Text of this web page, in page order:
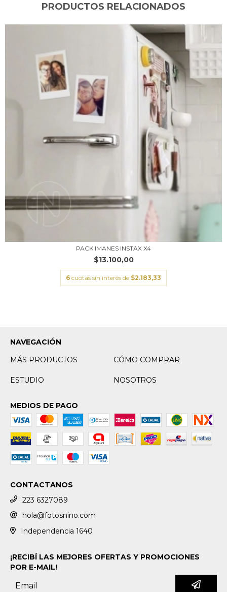
PRODUCTOS RELACIONADOS
PACK IMANES INSTAX X4
$13.100,00
6 cuotas sin interés de $2.183,33
NAVEGACIÓN
MÁS PRODUCTOS
CÓMO COMPRAR
ESTUDIO NOSOTROS
MEDIOS DE PAGO
CONTACTANOS
223 6327089
hola@fotosnino.com
Independencia 1640
¡RECIBÍ LAS MEJORES OFERTAS Y PROMOCIONES
POR E-MAIL!